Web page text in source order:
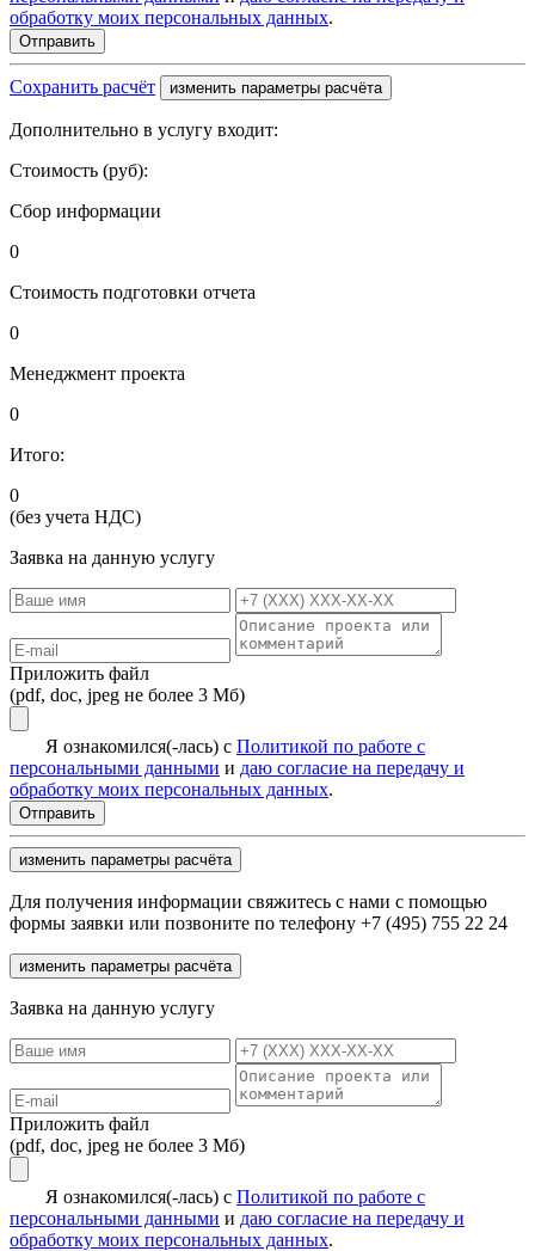
обработку моих персональных данных.
Сохранить расчёт изменить параметры расчёта
Дополнительно в услугу входит:
Стоимость (руб):
Сбор информации
0
Стоимость подготовки отчета
0
Менеджмент проекта
0
Итого:
0
(без учета НДС)
Заявка на данную услугу
Приложить файл
(pdf, doc, jpeg не более 3 Мб)
Я ознакомился(-лась) с Политикой по работе с
персональными данными и даю согласие на передачу и
обработку моих персональных данных.
изменить параметры расчёта
Для получения информации свяжитесь с нами с помощью
формы заявки или позвоните по телефону +7 (495) 755 22 24
изменить параметры расчёта
Заявка на данную услугу
Приложить файл
(pdf, doc, jpeg не более 3 Мб)
Я ознакомился(-лась) с Политикой по работе с
персональными данными и даю согласие на передачу и
обработку моих персональных данных.